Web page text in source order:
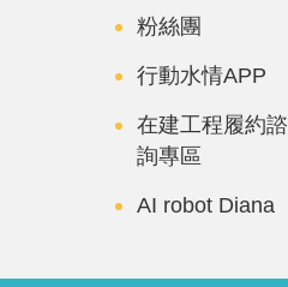
粉絲團
行動水情APP
在建工程履約諮
詢專區
AI robot Diana